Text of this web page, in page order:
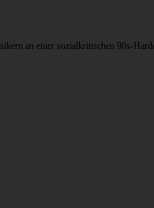
an einer sozialkritischen 90s-